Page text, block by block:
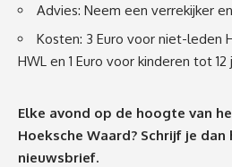
Advies: Neem een verrekijker
Kosten: 3 Euro voor niet-leden
HWL en 1 Euro voor kinderen tot 12
Elke avond op de hoogte van
Hoeksche Waard? Schrijf je dan
nieuwsbrief.